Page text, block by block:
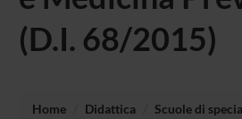
(D.I. 68/2015)
Home Didattica
Scuole di